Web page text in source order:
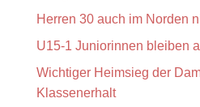
Herren 30 auch im Norden
U15-1 Juniorinnen bleiben
Wichtiger Heimsieg der
Klassenerhalt